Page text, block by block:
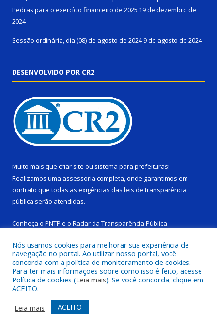
Pedras para o exercício financeiro de 2025 19 de dezembro de
2024
Sessão ordinária, dia (08) de agosto de 20249 de agosto de 2024
DESENVOLVIDO POR CR2
Muito mais que criar site ou sistema para prefeituras!
Realizamos uma assessoria completa, onde garantimos em
contrato que todas as exigências das leis de transparência
pública serão atendidas.
Conheça o PNTP e o Radar da Transparência Pública
Todos os direitos reservados a Câmara Municipal de Ponta de
Pedras.
Mapa do Site
Acessar Área Administrativa
Nós usamos cookies para melhorar sua experiência de
navegação no portal. Ao utilizar nosso portal, você
concorda com a política de monitoramento de cookies.
Para ter mais informações sobre como isso é feito, acesse
Política de cookies (Leia mais). Se você concorda, clique em
ACEITO.
Leia mais
ACEITO